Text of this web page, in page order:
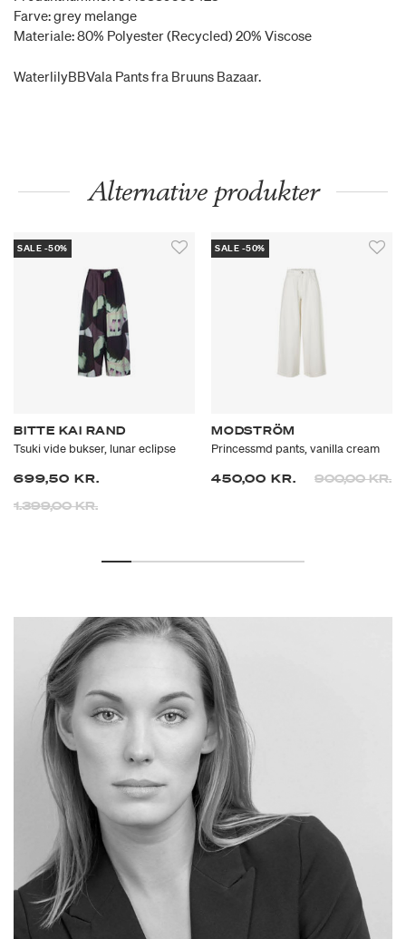
Farve: grey melange
Materiale: 80% Polyester (Recycled) 20% Viscose
WaterlilyBBVala Pants fra Bruuns Bazaar.
Alternative produkter
SALE -50%
BITTE KAI RAND
Tsuki vide bukser, lunar eclipse
699,50 KR.
Prisen er nedsat fra
1.399,00 KR.til
SALE -50%
MODSTRÖM
Princessmd pants, vanilla cream
450,00 KR.
Prisen er
900,00 KR.til